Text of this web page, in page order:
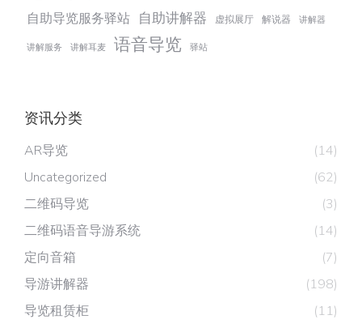
自助导览服务驿站 自助讲解器 虚拟展厅 解说器 讲解器
讲解服务 讲解耳麦 语音导览 驿站
资讯分类
AR导览
(14)
Uncategorized
(62)
二维码导览
(3)
二维码语音导游系统
(14)
定向音箱
(7)
导游讲解器
(198)
导览租赁柜
(11)